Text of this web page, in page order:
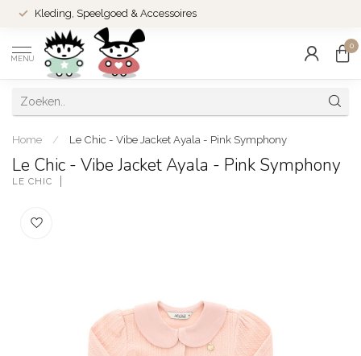
Kleding, Speelgoed & Accessoires
MENU
0
Home / Le Chic - Vibe Jacket Ayala - Pink Symphony
Le Chic - Vibe Jacket Ayala - Pink Symphony
LE CHIC